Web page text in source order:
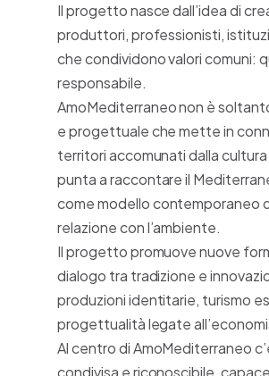
Il progetto nasce dall’idea di
produttori, professionisti,
che condividono valori comuni:
responsabile.
AmoMediterraneo non è
e progettuale che mette in
territori accomunati dalla
punta a raccontare il
come modello contemporaneo
relazione con l’ambiente.
Il progetto promuove nuove
dialogo tra tradizione e
produzioni identitarie, turismo
progettualità legate
Al centro di AmoMediterraneo
condivisa e riconoscibile,